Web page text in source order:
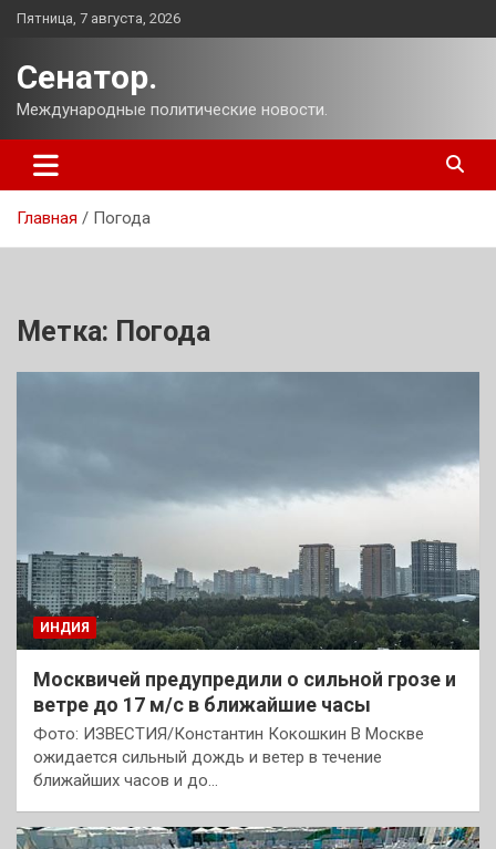
Перейти
Пятница, 7 августа, 2026
Сенатор.
Международные политические новости.
Главная Погода
Метка: Погода
ИНДИЯ
Москвичей предупредили о сильной грозе и
ветре до 17 м/с в ближайшие часы
Фото: ИЗВЕСТИЯ/Константин Кокошкин В Москве
ожидается сильный дождь и ветер в течение
ближайших часов и до…